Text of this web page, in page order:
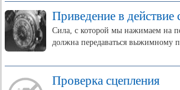
Приведение в действие
Сила, с которой мы нажимаем на
должна передаваться выжимному
Проверка сцепления